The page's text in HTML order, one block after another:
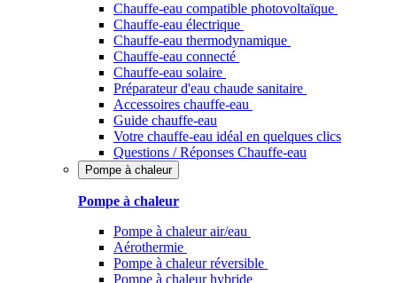
Chauffe-eau compatible photovoltaïque
Chauffe-eau électrique
Chauffe-eau thermodynamique
Chauffe-eau connecté
Chauffe-eau solaire
Préparateur d'eau chaude sanitaire
Accessoires chauffe-eau
Guide chauffe-eau
Votre chauffe-eau idéal en quelques clics
Questions / Réponses Chauffe-eau
Pompe à chaleur
Pompe à chaleur
Pompe à chaleur air/eau
Aérothermie
Pompe à chaleur réversible
Pompe à chaleur hybride